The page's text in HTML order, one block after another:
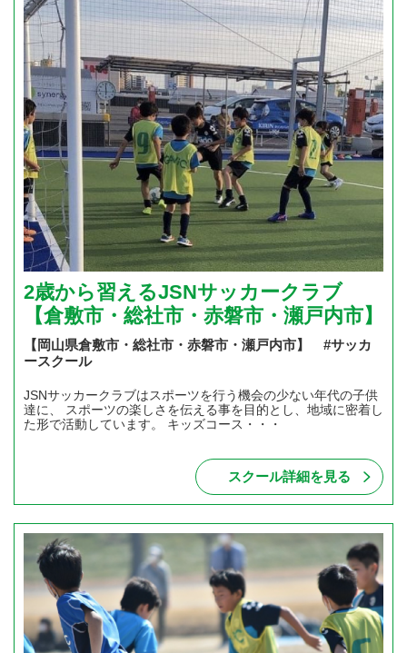
2歳から習えるJSNサッカークラブ
【倉敷市・総社市・赤磐市・瀬戸内市】
【岡山県倉敷市・総社市・赤磐市・瀬戸内市】 #サッカ
ースクール
JSNサッカークラブはスポーツを行う機会の少ない年代の子供
達に、 スポーツの楽しさを伝える事を目的とし、地域に密着し
た形で活動しています。 キッズコース・・・
スクール詳細を見る